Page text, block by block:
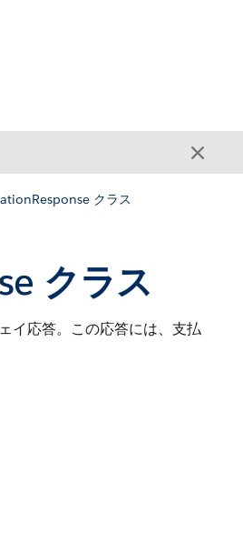
クラス
クラス
イ応答。この応答には、支払